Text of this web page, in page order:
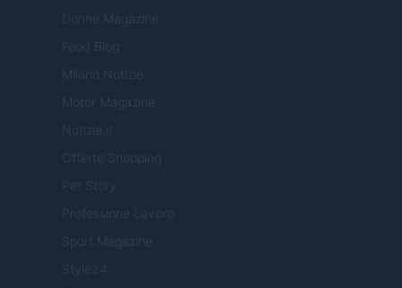
Donne Magazine
Food Blog
Milano Notizie
Motor Magazine
Notizie.it
Offerte Shopping
Pet Story
Professione Lavoro
Sport Magazine
Style24